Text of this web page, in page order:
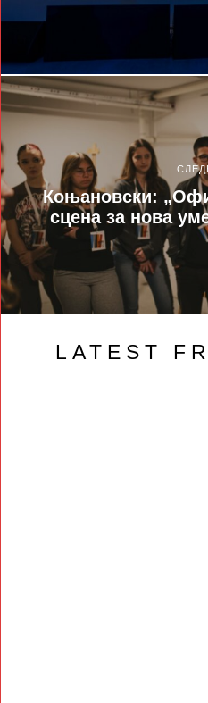
Коњановски:
сцена за нова
LATEST